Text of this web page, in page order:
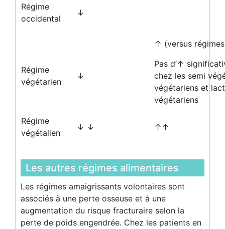
Régime
occidental
↓
Régime
végétarien
↓
↑ (versus
Pas d’↑
chez les semi
végétariens et
végétariens
Régime
végétalien
↓ ↓ ↑↑
Les autres régimes alimentaires
Les régimes amaigrissants volontaires sont
associés à une perte osseuse et à une
augmentation du risque fracturaire selon la
perte de poids engendrée. Chez les patients en